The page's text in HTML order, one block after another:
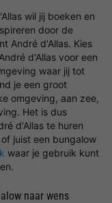
wil jij boeken en
door de
André d'Allas. Kies
d'Allas voor een
waar jij tot
je een groot
omgeving, aan zee,
Het is dus
d'Allas te huren
juist een bungalow
waar je gebruik kunt
naar wens